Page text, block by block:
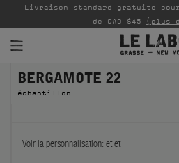
PARFUMS
INTÉRIEUR
Livraison standard gratuite pour
de CAD $45 (plus
BERGAMOTE 22
échantillon
Voir la personnalisation: etet